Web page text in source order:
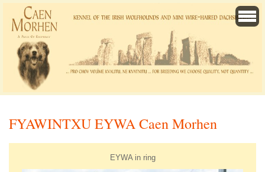
FYAWINTXU EYWA Caen Morhen
EYWA in ring